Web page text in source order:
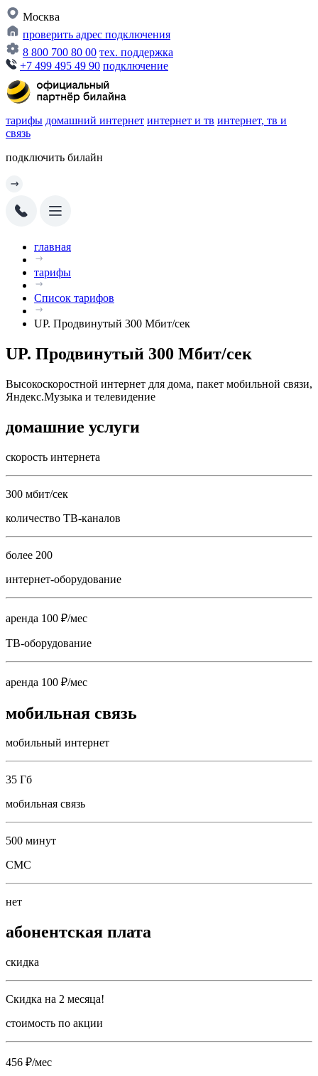
Москва
проверить адрес подключения
8 800 700 80 00 тех. поддержка
+7 499 495 49 90 подключение
тарифы домашний интернет интернет и тв интернет, тв и
связь
подключить билайн
главная
тарифы
Список тарифов
UP. Продвинутый 300 Мбит/сек
UP. Продвинутый 300 Мбит/сек
Высокоскоростной интернет для дома, пакет мобильной связи,
Яндекс.Музыка и телевидение
домашние услуги
скорость интернета
300 мбит/сек
количество ТВ-каналов
более 200
интернет-оборудование
аренда 100 ₽/мес
ТВ-оборудование
аренда 100 ₽/мес
мобильная связь
мобильный интернет
35 Гб
мобильная связь
500 минут
СМС
нет
абонентская плата
скидка
Скидка на 2 месяца!
стоимость по акции
456 ₽/мес